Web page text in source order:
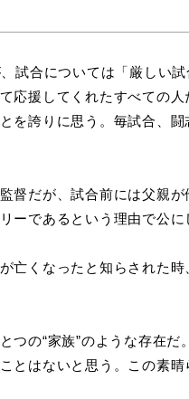
試合については「厳しい
応援してくれたすべての
を誇りに思う。毎試合、
督だが、試合前には父親
ーであるという理由で公に
亡くなったと知らされた
つの“家族”のような存在
とはないと思う。この素